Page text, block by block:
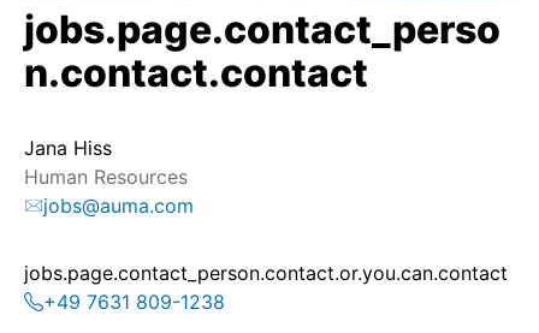
jobs.page.contact_perso
n.contact.contact
Jana Hiss
Human Resources
jobs@auma.com
jobs.page.contact_person.contact.or.you.can.contact
+49 7631 809-1238